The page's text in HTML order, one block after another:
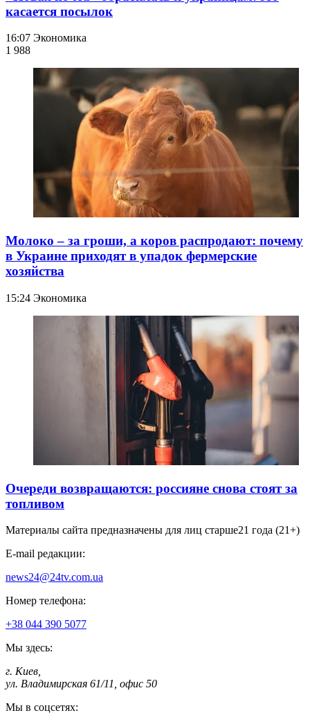
касается посылок
16:07 Экономика
1 988
Молоко – за гроши, а коров распродают: почему
в Украине приходят в упадок фермерские
хозяйства
15:24 Экономика
Очереди возвращаются: россияне снова стоят за
топливом
Материалы сайта предназначены для лиц старше21 года (21+)
E-mail редакции:
news24@24tv.com.ua
Номер телефона:
+38 044 390 5077
Мы здесь:
г. Киев
ул. Владимирская 61/11, офис 50
Мы в соцсетях: